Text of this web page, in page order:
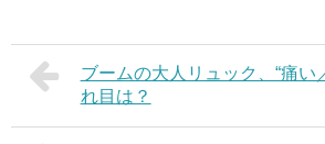
ブームの大人リュック、“痛い
れ目は？